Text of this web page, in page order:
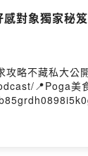
對象獨家秘笈
略不藏私大公
📍Poga美